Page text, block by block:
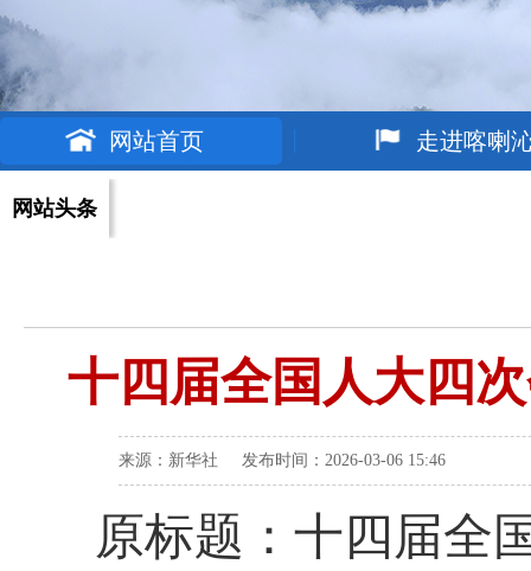
网站首页 走进喀喇
网站头条
十四届全国人大四
来源：新华社 发布时间：2026-03-06 15:46
原标题：十四届全